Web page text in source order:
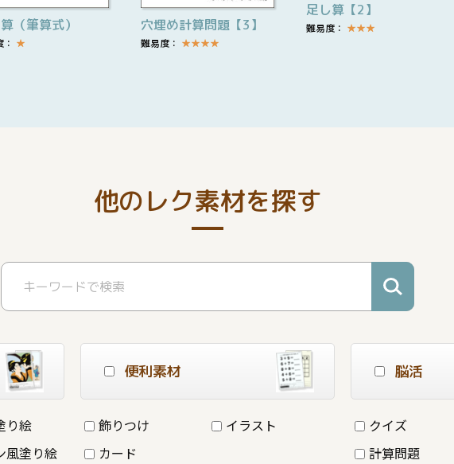
（筆算式）
★
穴埋め計算問題【3】
難易度： ★★★★
足し算【2】
難易度： ★★★
他のレク素材を探す
り絵
風塗り絵
便利素材
飾りつけ
イラスト
カード
脳活
クイズ
計算問題